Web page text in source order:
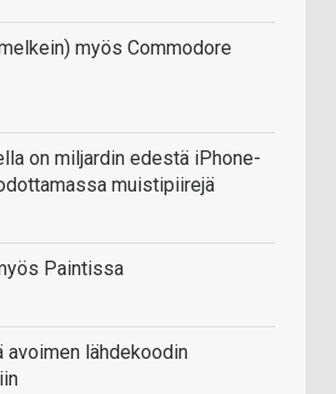
myös Commodore
on miljardin edestä iPhone-
muistipiirejä
Paintissa
avoimen lähdekoodin